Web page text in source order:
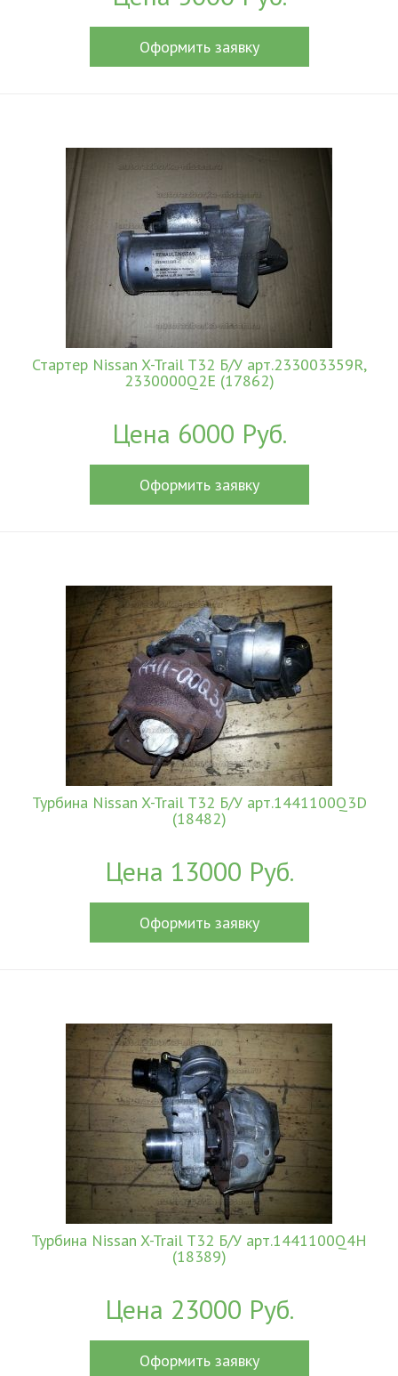
Оформить заявку
Стартер Nissan X-Trail T32 Б/У арт.233003359R,
2330000Q2E (17862)
Цена 6000 Руб.
Оформить заявку
Турбина Nissan X-Trail T32 Б/У арт.1441100Q3D
(18482)
Цена 13000 Руб.
Оформить заявку
Турбина Nissan X-Trail T32 Б/У арт.1441100Q4H
(18389)
Цена 23000 Руб.
Оформить заявку